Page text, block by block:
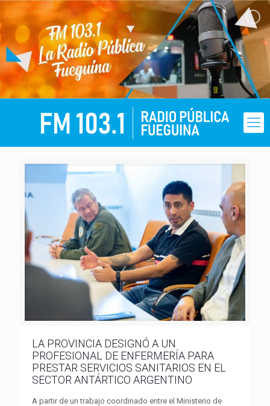
LA PROVINCIA DESIGNÓ A UN
PROFESIONAL DE ENFERMERÍA PARA
PRESTAR SERVICIOS SANITARIOS EN EL
SECTOR ANTÁRTICO ARGENTINO
A partir de un trabajo coordinado entre el Ministerio de